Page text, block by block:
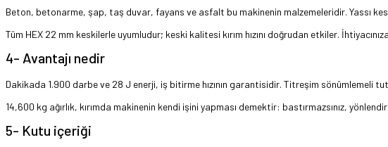
Beton, betonarme, şap, taş duvar, fayans ve asfalt bu makinenin malzemeleridir. Yassı
Tüm HEX 22 mm keskilerle uyumludur; keski kalitesi kırım hızını doğrudan etkiler.
4- Avantajı nedir
Dakikada 1.900 darbe ve 28 J enerji, iş bitirme hızının garantisidir. Titreşim sönümlemeli
14,600 kg ağırlık, kırımda makinenin kendi işini yapması demektir: bastırmazsınız,
5- Kutu içeriği